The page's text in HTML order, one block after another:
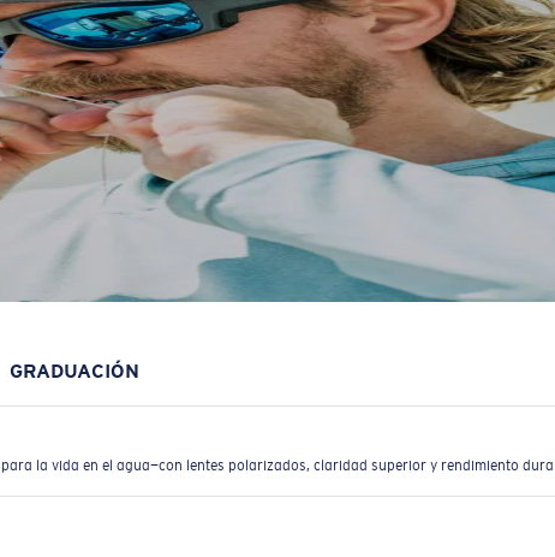
GRADUACIÓN
la vida en el agua—con lentes polarizados, claridad superior y rendimiento